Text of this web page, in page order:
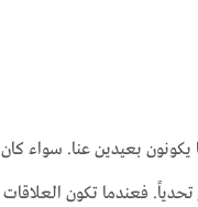
بعيدين عنا. سواء كان
فعندما تكون العلاقات